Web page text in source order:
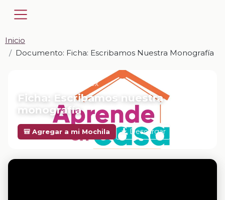
Inicio
Documento: Ficha: Escribamos Nuestra Monografía
📎 DOCUMENTO · DOCX
Ficha: Escribamos nuestra
monografía
🎒 Agregar a mi Mochila Descargar